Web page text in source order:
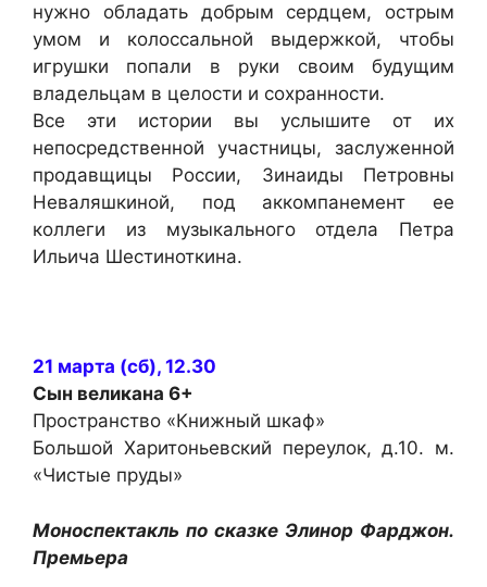
нужно обладать добрым сердцем, острым
умом и колоссальной выдержкой, чтобы
игрушки попали в руки своим будущим
владельцам в целости и сохранности.
Все эти истории вы услышите от их
непосредственной участницы, заслуженной
продавщицы России, Зинаиды Петровны
Неваляшкиной, под аккомпанемент ее
коллеги из музыкального отдела Петра
Ильича Шестиноткина.
21 марта (сб), 12.30
Сын великана 6+
Пространство «Книжный шкаф»
Большой Харитоньевский переулок, д.10. м.
«Чистые пруды»
Моноспектакль по сказке Элинор Фарджон.
Премьера